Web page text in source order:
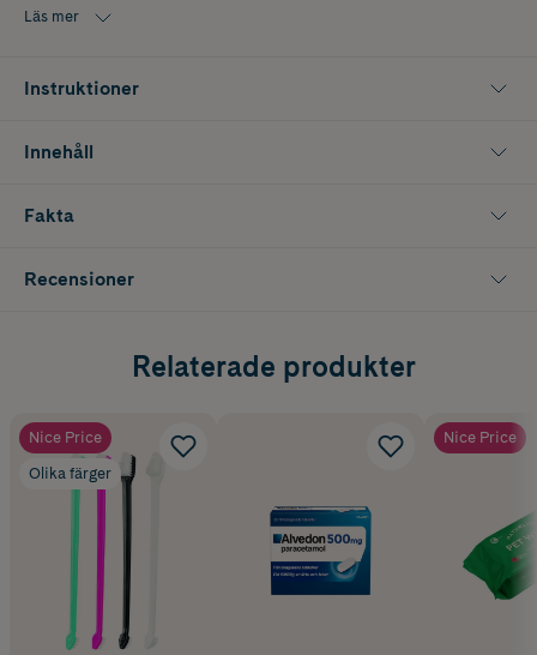
Använd vid behov eller i förebyggande syfte. Förpackningen
Läs mer
Instruktioner
Innehåll
Fakta
Recensioner
Relaterade produkter
Nice Price
Olika färger
Nice Price